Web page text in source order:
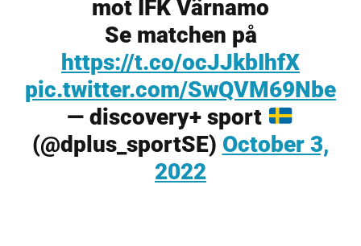
mot IFK Värnamo
Se matchen på
https://t.co/ocJJkbIhfX
pic.twitter.com/SwQVM69Nbe
— discovery+ sport
(@dplus_sportSE) October 3,
2022